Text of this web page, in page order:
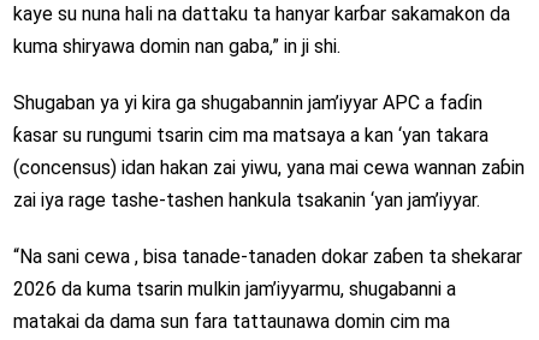
kaye su nuna hali na dattaku ta hanyar karɓar sakamakon da
kuma shiryawa domin nan gaba,” in ji shi.
Shugaban ya yi kira ga shugabannin jam’iyyar APC a faɗin
ƙasar su rungumi tsarin cim ma matsaya a kan ‘yan takara
(concensus) idan hakan zai yiwu, yana mai cewa wannan zaɓin
zai iya rage tashe-tashen hankula tsakanin ‘yan jam’iyyar.
“Na sani cewa , bisa tanade-tanaden dokar zaɓen ta shekarar
2026 da kuma tsarin mulkin jam’iyyarmu, shugabanni a
matakai da dama sun fara tattaunawa domin cim ma